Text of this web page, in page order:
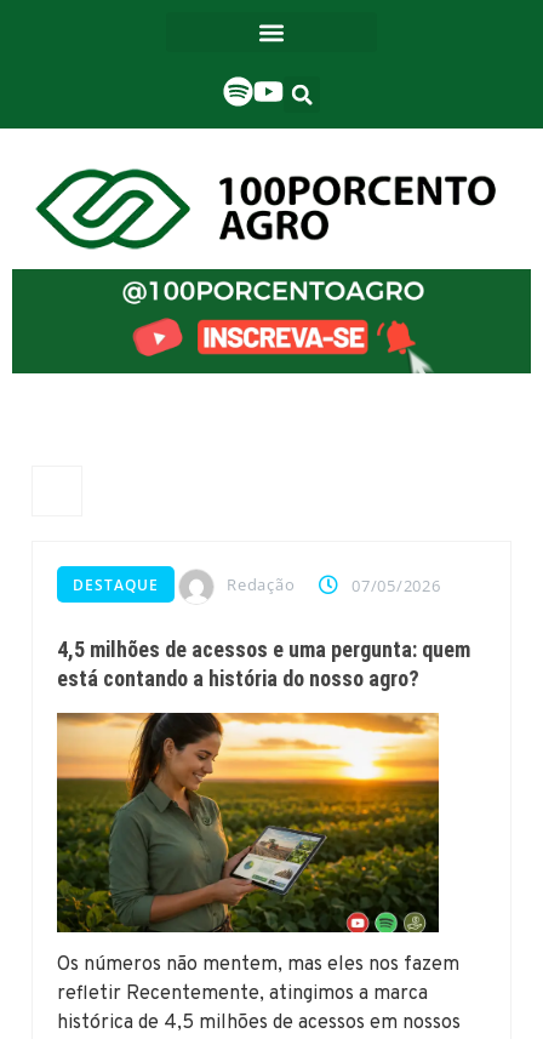
DESTAQUE Redação 07/05/2026
4,5 milhões de acessos e uma pergunta: quem
está contando a história do nosso agro?
Os números não mentem, mas eles nos fazem
refletir Recentemente, atingimos a marca
histórica de 4,5 milhões de acessos em nossos